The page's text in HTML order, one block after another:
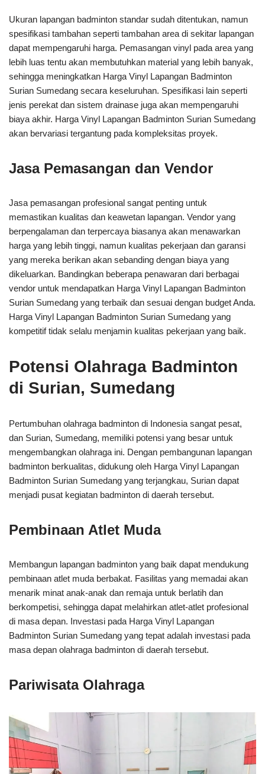
Ukuran lapangan badminton standar sudah ditentukan, namun
spesifikasi tambahan seperti tambahan area di sekitar lapangan
dapat mempengaruhi harga. Pemasangan vinyl pada area yang
lebih luas tentu akan membutuhkan material yang lebih banyak,
sehingga meningkatkan Harga Vinyl Lapangan Badminton
Surian Sumedang secara keseluruhan. Spesifikasi lain seperti
jenis perekat dan sistem drainase juga akan mempengaruhi
biaya akhir. Harga Vinyl Lapangan Badminton Surian Sumedang
akan bervariasi tergantung pada kompleksitas proyek.
Jasa Pemasangan dan Vendor
Jasa pemasangan profesional sangat penting untuk
memastikan kualitas dan keawetan lapangan. Vendor yang
berpengalaman dan terpercaya biasanya akan menawarkan
harga yang lebih tinggi, namun kualitas pekerjaan dan garansi
yang mereka berikan akan sebanding dengan biaya yang
dikeluarkan. Bandingkan beberapa penawaran dari berbagai
vendor untuk mendapatkan Harga Vinyl Lapangan Badminton
Surian Sumedang yang terbaik dan sesuai dengan budget Anda.
Harga Vinyl Lapangan Badminton Surian Sumedang yang
kompetitif tidak selalu menjamin kualitas pekerjaan yang baik.
Potensi Olahraga Badminton
di Surian, Sumedang
Pertumbuhan olahraga badminton di Indonesia sangat pesat,
dan Surian, Sumedang, memiliki potensi yang besar untuk
mengembangkan olahraga ini. Dengan pembangunan lapangan
badminton berkualitas, didukung oleh Harga Vinyl Lapangan
Badminton Surian Sumedang yang terjangkau, Surian dapat
menjadi pusat kegiatan badminton di daerah tersebut.
Pembinaan Atlet Muda
Membangun lapangan badminton yang baik dapat mendukung
pembinaan atlet muda berbakat. Fasilitas yang memadai akan
menarik minat anak-anak dan remaja untuk berlatih dan
berkompetisi, sehingga dapat melahirkan atlet-atlet profesional
di masa depan. Investasi pada Harga Vinyl Lapangan
Badminton Surian Sumedang yang tepat adalah investasi pada
masa depan olahraga badminton di daerah tersebut.
Pariwisata Olahraga